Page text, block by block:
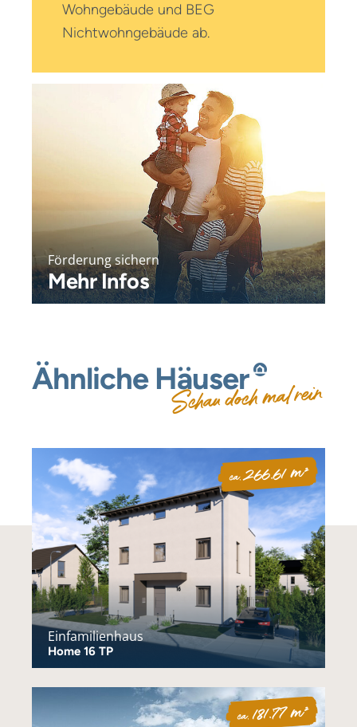
Wohngebäude und BEG
Nichtwohn­gebäude ab.
Förderung sichern
Mehr Infos
Ähnliche Häuser
Schau doch mal rein
Einfamilienhaus
Home 16 TP
ca.266.61 m²
ca.181.77 m²